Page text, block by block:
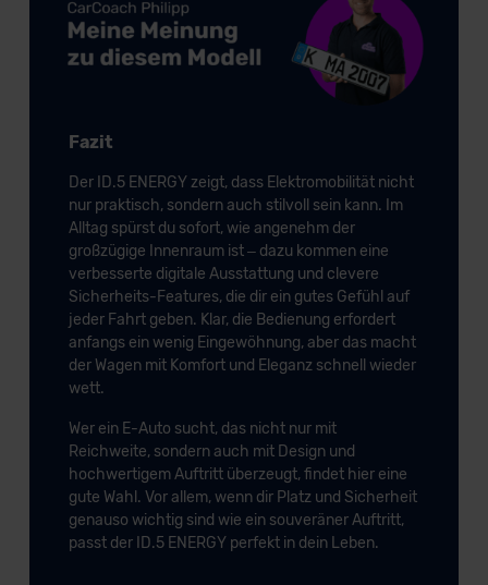
Fazit
Der ID.5 ENERGY zeigt, dass Elektromobilität nicht
nur praktisch, sondern auch stilvoll sein kann. Im
Alltag spürst du sofort, wie angenehm der
großzügige Innenraum ist – dazu kommen eine
verbesserte digitale Ausstattung und clevere
Sicherheits-Features, die dir ein gutes Gefühl auf
jeder Fahrt geben. Klar, die Bedienung erfordert
anfangs ein wenig Eingewöhnung, aber das macht
der Wagen mit Komfort und Eleganz schnell wieder
wett.
Wer ein E-Auto sucht, das nicht nur mit
Reichweite, sondern auch mit Design und
hochwertigem Auftritt überzeugt, findet hier eine
gute Wahl. Vor allem, wenn dir Platz und Sicherheit
genauso wichtig sind wie ein souveräner Auftritt,
passt der ID.5 ENERGY perfekt in dein Leben.